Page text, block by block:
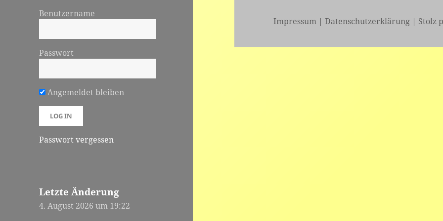
Benutzername
Passwort
Angemeldet bleiben
Passwort vergessen
Letzte Änderung
4. August 2026 um 19:22
Impressum |Datenschutzerklärung | Stolz